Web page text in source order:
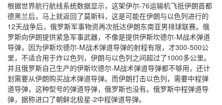
根据世界航行航线系统数据显示，这架伊尔-76运输机飞抵伊朗首都
德黑兰后，马上就返回了莫斯科，这是可能在伊朗与以色列进行的
12天战争后，俄罗斯军事物资再次抵达伊朗东南亚男排球联赛。俄
罗斯向伊朗提供紧急军事武器，不像是提供伊斯坎德尔-M战术弹道
导弹，因为伊斯坎德尔-M战术弹道导弹的射程有限，才300-500公
里，不适合用于炸以色列，伊朗与以色列之间超过了1000多公里。
并且俄罗斯自己生产的伊斯坎德尔-M战术弹道导弹都不够用，还计
划需要从伊朗购买战术弹道导弹。而伊朗打击以色列，需要中程弹
道导弹，这种型号的弹道导弹，俄罗斯也没有。俄罗斯中程弹道导
弹，据称进口了朝鲜北极星-2中程弹道导弹。